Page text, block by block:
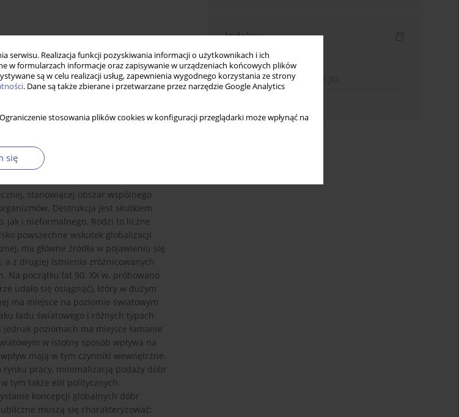
serwisu. Realizacja funkcji pozyskiwania informacji o użytkownikach i ich
w formularzach informacje oraz zapisywanie w urządzeniach końcowych plików
są w celu realizacji usług, zapewnienia wygodnego korzystania ze strony
. Dane są także zbierane i przetwarzane przez narzędzie Google Analytics
stosowania plików cookies w konfiguracji przeglądarki może wpłynąć na
się
stanowiącej obszar wspólnego
Destrukcja jest skutkiem
jak i nieformalnego. Rodzi to liczne
powszechne wskutek globalizacji
ma główne źródła w pojawieniu się
z drugiej istnienia zróżnicowanych
Na początku lat 90. XX w. próbowano
udało się osiągnąć), który w dużym
ma miejsce na poziomie światowym
ładu światowego i różnych typach
poziomach ma miejsce łamanie
w istotny sposób wpływa na
mają w tym czynniki wewnętrzne.
pracy, minimalizacją podaży dóbr
tym także elit politycznych.
koncepcji globalnych dóbr
muszą się charakteryzować:
Indeksy
Indeks słów kluczowych
Indeks kodów klasyfikacji JEL